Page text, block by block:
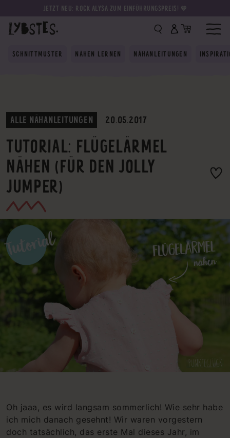
JETZT NEU: ROCK ALYSA ZUM EINFÜHRUNGSPREIS! 💛
SCHNITTMUSTER NÄHEN LERNEN NÄHANLEITUNGEN
ALLE NÄHANLEITUNGEN 20.05.2017
TUTORIAL: FLÜGELÄRMEL
NÄHEN (FÜR DEN JOLLY
JUMPER)
Oh jaaa, es wird langsam sommerlich! Wie sehr habe
ich mich danach gesehnt! Wir waren vorgestern
doch tatsächlich, das erste Mal dieses Jahr, im